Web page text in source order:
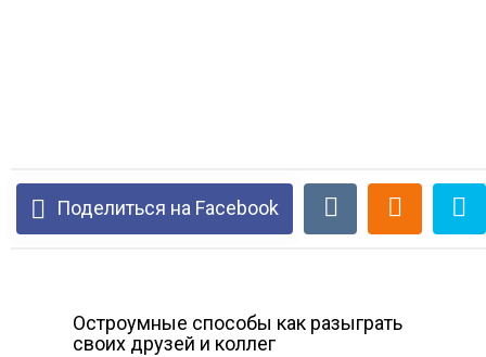
Поделиться на Facebook
Остроумные способы как разыграть
своих друзей и коллег